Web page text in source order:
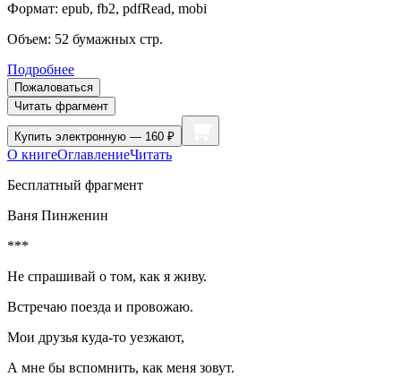
Формат: epub, fb2, pdfRead, mobi
Объем: 52 бумажных стр.
Подробнее
Пожаловаться
Читать фрагмент
Купить электронную — 160 ₽
О книгеОглавлениеЧитать
Бесплатный фрагмент
Ваня Пинженин
***
Не спрашивай о том, как я живу.
Встречаю поезда и провожаю.
Мои друзья куда-то уезжают,
А мне бы вспомнить, как меня зовут.